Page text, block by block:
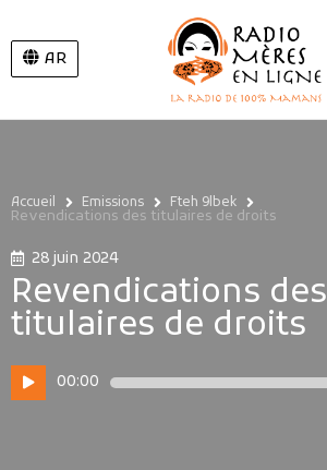
AR
Accueil Emissions Fteh 9lbek
Revendications des titulaires de droits
28 juin 2024
Revendications des
titulaires de droits
Lecteur
audio
00:00